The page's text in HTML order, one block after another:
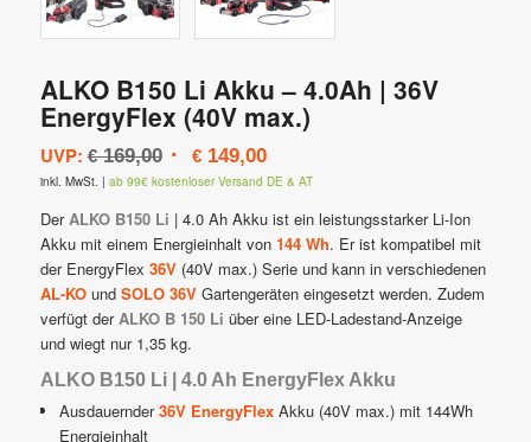
ALKO B150 Li Akku – 4.0Ah | 36V
EnergyFlex (40V max.)
UVP: €169,00 Ursprünglicher
Preis
war:
€ 169,00
€149,00Aktueller
Preis
ist:
€ 149,00.
inkl. MwSt. | ab 99€ kostenloser Versand DE & AT
DerALKO B150 Li | 4.0 Ah Akku ist ein leistungsstarker Li-Ion
Akku mit einem Energieinhalt von 144 Wh. Er ist kompatibel mit
der EnergyFlex 36V(40V max.) Serie und kann in verschiedenen
AL-KOund SOLO 36VGartengeräten eingesetzt werden. Zudem
verfügt derALKO B 150 Li über eine LED-Ladestand-Anzeige
und wiegt nur 1,35 kg.
ALKO B150 Li | 4.0 Ah EnergyFlex Akku
Ausdauernder36V EnergyFlex Akku (40V max.) mit 144Wh
Energieinhalt